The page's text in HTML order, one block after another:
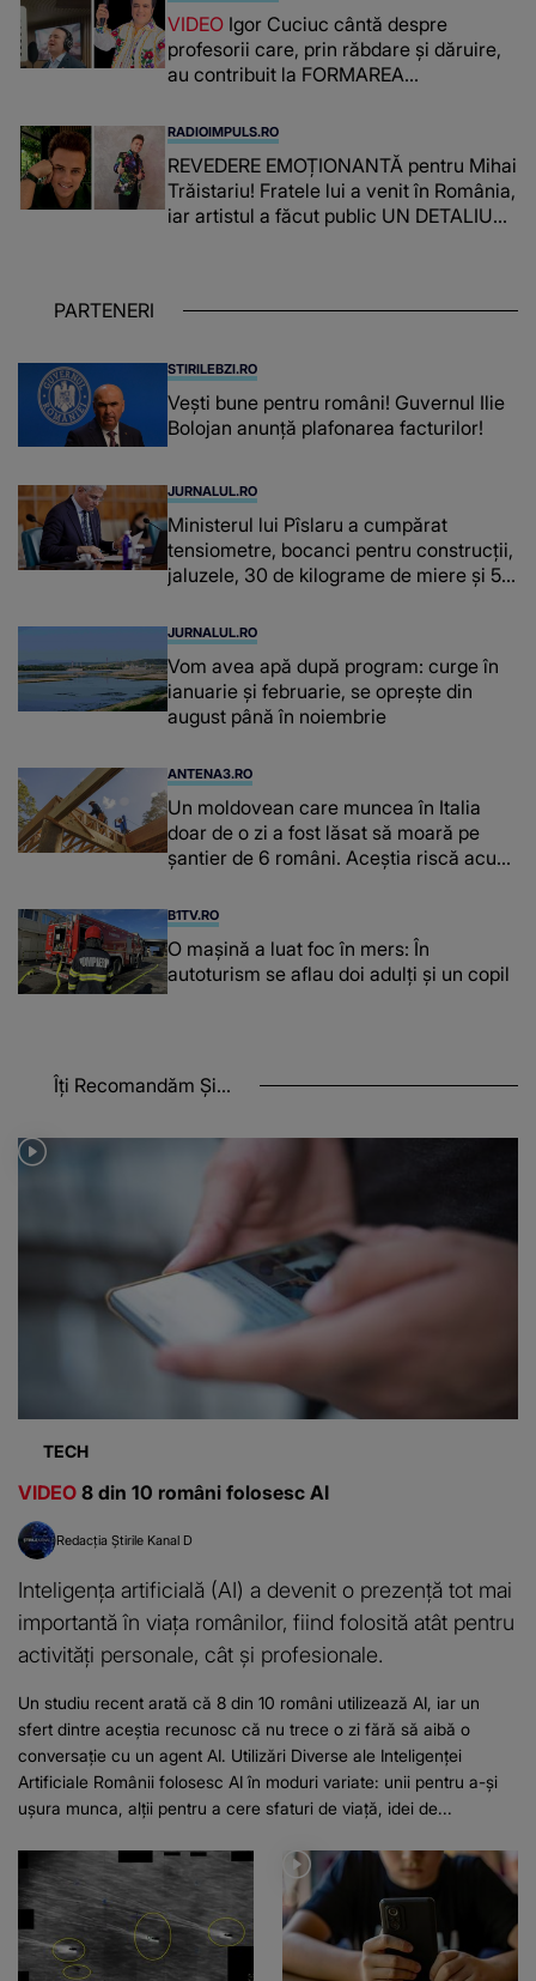
VIDEO Igor Cuciuc cântă despre
profesorii care, prin răbdare și dăruire,
au contribuit la FORMAREA
despre dascălii care lasă amprente
puternice ÎN SUFLETELE ELEVILOR,
chiar și după trecerea anilor: "De
fiecare dată când..."
RADIOIMPULS.RO
REVEDERE EMOȚIONANTĂ pentru Mihai
Trăistariu! Fratele lui a venit în România,
iar artistul a făcut public UN DETALIU
PARTENERI
STIRILEBZI.RO
Vești bune pentru români! Guvernul Ilie
Bolojan anunță plafonarea facturilor!
JURNALUL.RO
Ministerul lui Pîslaru a cumpărat
tensiometre, bocanci pentru construcții,
jaluzele, 30 de kilograme de miere și 50
JURNALUL.RO
Vom avea apă după program: curge în
ianuarie și februarie, se oprește din
august până în noiembrie
ANTENA3.RO
Un moldovean care muncea în Italia
doar de o zi a fost lăsat să moară pe
şantier de 6 români. Aceștia riscă acum
B1TV.RO
O maşină a luat foc în mers: În
autoturism se aflau doi adulți și un copil
Îți Recomandăm Și...
TECH
VIDEO 8 din 10 români folosesc AI
Redacția Știrile Kanal D
Inteligența artificială (AI) a devenit o prezență tot mai
importantă în viața românilor, fiind folosită atât pentru
activități personale, cât și profesionale.
Un studiu recent arată că 8 din 10 români utilizează AI, iar un
sfert dintre aceștia recunosc că nu trece o zi fără să aibă o
conversație cu un agent AI. Utilizări Diverse ale Inteligenței
Artificiale Românii folosesc AI în moduri variate: unii pentru a-și
ușura munca, alții pentru a cere sfaturi de viață, idei de...